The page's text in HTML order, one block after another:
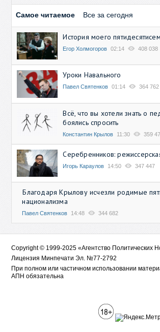
Самое читаемое Все за сегодня
История моего
Егор Холмогоров 02:14 408 038
Уроки Навального
Павел Святенков 01:14 364 762
Всё, что вы хотели знать о
боялись спросить
Константин Крылов 11:30 359
Серебренников:
Игорь Караулов 14:50 347 447
Благодаря Крылову исчезли родимые
национализма
Павел Святенков 14:48 344 682
Copyright © 1999-2025 «Агентство Политических
Лицензия Минпечати Эл. №77-2792
При полном или частичном использовании
АПН обязательна